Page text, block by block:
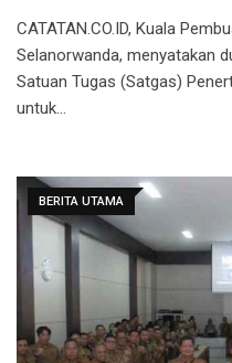
CATATAN.CO.ID, Kuala
Selanorwanda, menyatakan
Satuan Tugas (Satgas)
untuk…
BERITA UTAMA